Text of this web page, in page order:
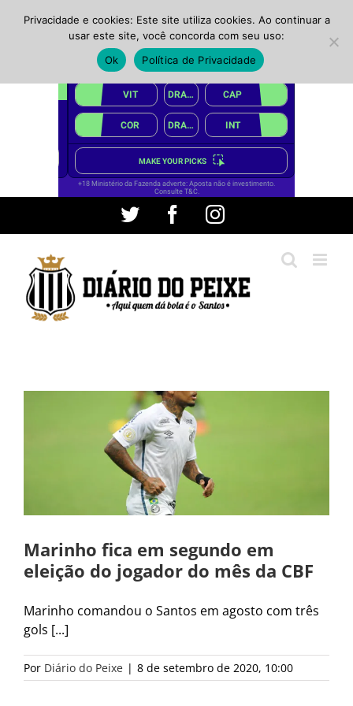
conteúdo
Twitter FacebookInstagram
Marinho fica em segundo em
eleição do jogador do mês da CBF
Marinho comandou o Santos em agosto com três
gols [...]
Por Diário do Peixe | 8 de setembro de 2020, 10:00
Privacidade e cookies: Este site utiliza cookies. Ao continuar a
usar este site, você concorda com seu uso:
Ok
Política de Privacidade